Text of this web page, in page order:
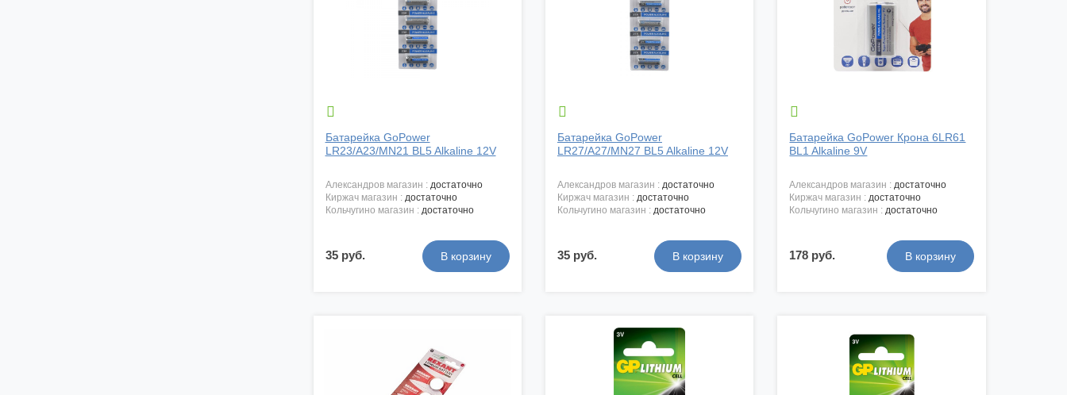

Батарейка GoPower
LR23/A23/MN21 BL5 Alkaline 12V
александров магазин : достаточно
киржач магазин : достаточно
кольчугино магазин : достаточно
35 руб.

Батарейка GoPower
LR27/A27/MN27 BL5 Alkaline 12V
александров магазин : достаточно
киржач магазин : достаточно
кольчугино магазин : достаточно
35 руб.

Батарейка GoPower Крона 6LR61
BL1 Alkaline 9V
александров магазин :достаточно
киржач магазин :достаточно
кольчугино магазин :достаточно
178 руб.